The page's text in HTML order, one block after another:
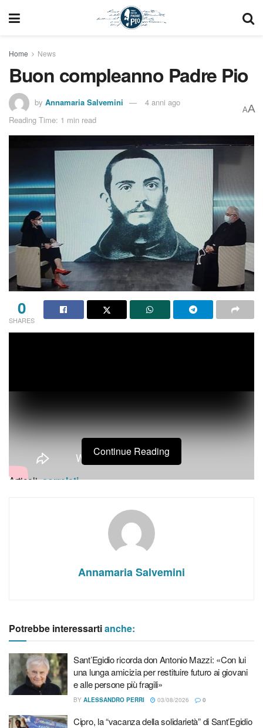
Home News
Buon compleanno Padre Pio
by Annamaria Salvemini
4 anni ago
Reading Time: 1 min read
AA
0
SHARES
Mentre si vive e celebra l’evento a Pietrelcina e a San
cappuccini e ai devoti del Santo, riproponiamo una puntata
speciale dedicata al suo 134esimo anniversario di nascita,
andata in onda lo scorso 25 maggio.
Articolicorrelati
Sant’Egidio ricorda don Antonio Mazzi: «Con lui una lunga
amicizia per restituire futuro ai giovani e alle persone più
Ricordi e aneddoti raccontati da padre Luciano Lotti,
confratello di Padre Pio e profondo conoscitore della vita e
della santità del frate di Pietrelcina.
Continue Reading
Annamaria Salvemini
Potrebbe interessartianche:
Sant’Egidio ricorda don Antonio Mazzi: «Con lui
una lunga amicizia per restituire futuro ai giovani
e alle persone più fragili»
BY ALESSANDRO PERRI 03/08/2026 0
Cipro, la “vacanza della solidarietà” di Sant’Egidio